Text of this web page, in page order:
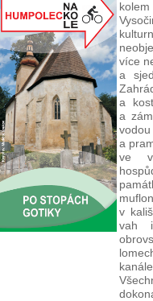
více
a
a
a
a
ve
v
vah i